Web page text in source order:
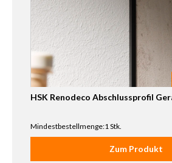
HSK Renodeco Abschlussprofil
Mindestbestellmenge:1 Stk.
Zum Produkt